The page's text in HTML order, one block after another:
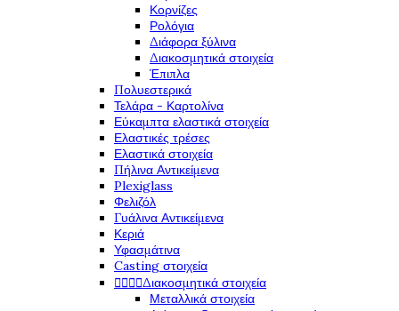
Κορνίζες
Ρολόγια
Διάφορα ξύλινα
Διακοσμητικά στοιχεία
Έπιπλα
Πολυεστερικά
Τελάρα - Καρτολίνα
Εύκαμπτα ελαστικά στοιχεία
Ελαστικές τρέσες
Ελαστικά στοιχεία
Πήλινα Αντικείμενα
Plexiglass
Φελιζόλ
Γυάλινα Αντικείμενα
Κεριά
Υφασμάτινα
Casting στοιχεία
Διακοσμητικά στοιχεία
Μεταλλικά στοιχεία